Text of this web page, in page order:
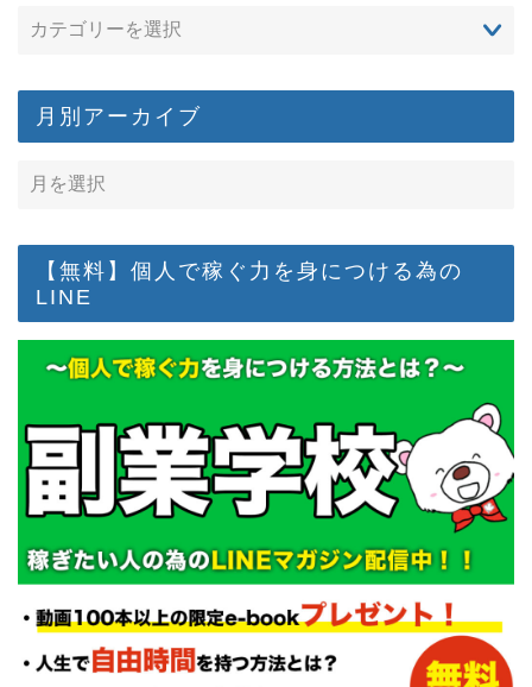
月別アーカイブ
【無料】個人で稼ぐ力を身につける為の
LINE